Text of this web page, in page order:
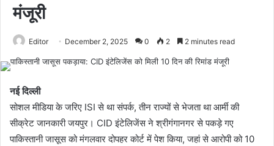
मंजूरी
Editor December 2, 2025 0 2 2 minutes read
नई दिल्ली
सोशल मीडिया के जरिए ISI से था संपर्क, तीन राज्यों से भेजता था आर्मी की
सीक्रेट जानकारी जयपुर। CID इंटेलिजेंस ने श्रीगंगानगर से पकड़े गए
पाकिस्तानी जासूस को मंगलवार दोपहर कोर्ट में पेश किया, जहां से आरोपी को 10